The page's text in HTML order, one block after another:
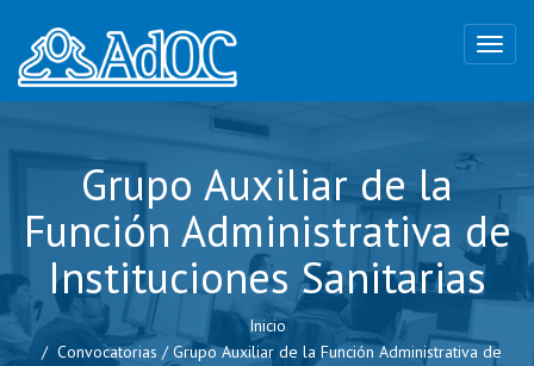
Grupo Auxiliar de la
Función Administrativa de
Instituciones Sanitarias
Inicio
Convocatorias /Grupo Auxiliar de la Función Administrativa de